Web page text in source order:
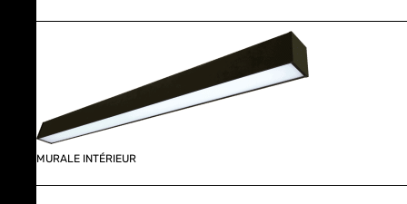
MURALE INTÉRIEUR